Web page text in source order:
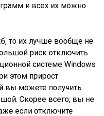
и всех их можно
то их лучше вообще не
риск отключить
системе Windows
этом прирост
вы можете получить
Скорее всего, вы не
если отключите